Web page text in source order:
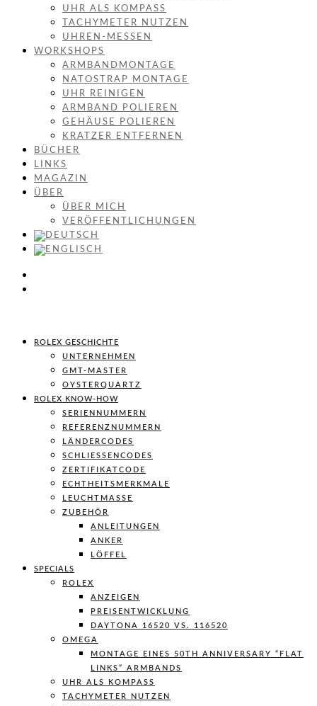
UHR ALS KOMPASS
TACHYMETER NUTZEN
UHREN-MESSEN
WORKSHOPS
ARMBANDMONTAGE
NATOSTRAP MONTAGE
UHR REINIGEN
ARMBAND POLIEREN
GEHÄUSE POLIEREN
KRATZER ENTFERNEN
BÜCHER
LINKS
MAGAZIN
ÜBER
ÜBER MICH
VERÖFFENTLICHUNGEN
ROLEX GESCHICHTE
UNTERNEHMEN
GMT-MASTER
OYSTERQUARTZ
ROLEX KNOW-HOW
SERIENNUMMERN
REFERENZNUMMERN
LÄNDERCODES
SCHLIESSENCODES
ZERTIFIKATCODE
ECHTHEITSMERKMALE
LEUCHTMASSE
ZUBEHÖR
ANLEITUNGEN
ANKER
LÖFFEL
SPECIALS
ROLEX
ANZEIGEN
PREISENTWICKLUNG
DAYTONA 16520 VS. 116520
OMEGA
MONTAGE EINES 50TH ANNIVERSARY “FLAT
LINKS” ARMBANDS
UHR ALS KOMPASS
TACHYMETER NUTZEN